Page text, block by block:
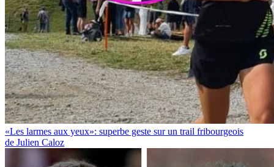
«Les larmes aux yeux»: superbe geste sur un trail fribourgeois
de Julien Caloz